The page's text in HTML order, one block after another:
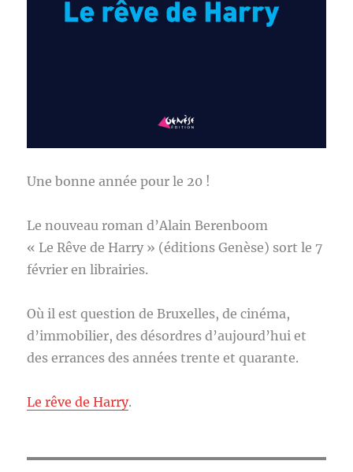
Une bonne année pour le 20 !
Le nouveau roman d’Alain Berenboom
« Le Rêve de Harry » (éditions Genèse) sort le 7
février en librairies.
Où il est question de Bruxelles, de cinéma,
d’immobilier, des désordres d’aujourd’hui et
des errances des années trente et quarante.
Le rêve de Harry.